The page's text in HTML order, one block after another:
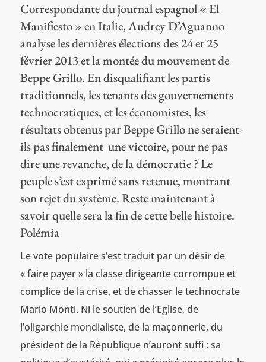
Correspondante du journal espagnol « El
Manifiesto » en Italie, Audrey D’Aguanno
analyse les dernières élections des 24 et 25
février 2013 et la montée du mouvement de
Beppe Grillo. En disqualifiant les partis
traditionnels, les tenants des gouvernements
technocratiques, et les économistes, les
résultats obtenus par Beppe Grillo ne seraient-
ils pas finalement une victoire, pour ne pas
dire une revanche, de la démocratie ? Le
peuple s’est exprimé sans retenue, montrant
son rejet du système. Reste maintenant à
savoir quelle sera la fin de cette belle histoire.
Polémia
Le vote populaire s’est traduit par un désir de
« faire payer » la classe dirigeante corrompue et
complice de la crise, et de chasser le technocrate
Mario Monti. Ni le soutien de l’Eglise, de
l’oligarchie mondialiste, de la maçonnerie, du
président de la République n’auront suffi : sa